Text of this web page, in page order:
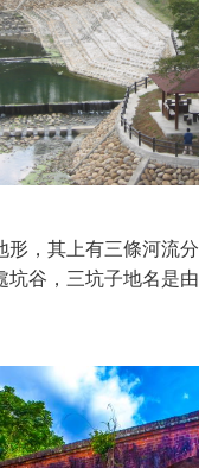
形，其上有三條河流
坑谷，三坑子地名是
鴨母坑』，中央則是『
於龍潭的開發，最早
坑一帶，直到乾隆九
在此，並且建立的永
坑子在沒有陸運的開